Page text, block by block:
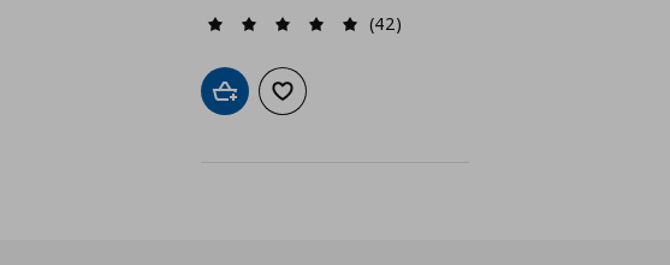
(42)
Добави в кошницата
Добави към списъка с любими